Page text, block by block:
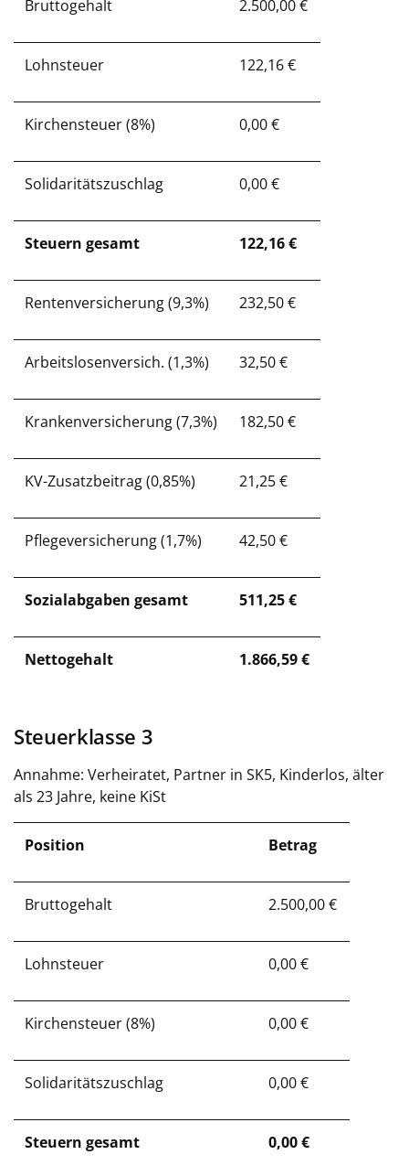
Bruttogehalt 2.500,00 €
Lohnsteuer 122,16 €
Kirchensteuer (8%) 0,00 €
Solidaritätszuschlag 0,00 €
Steuern gesamt 122,16 €
Rentenversicherung (9,3%) 232,50 €
Arbeitslosenversich. (1,3%) 32,50 €
Krankenversicherung (7,3%) 182,50 €
KV-Zusatzbeitrag (0,85%) 21,25 €
Pflegeversicherung (1,7%) 42,50 €
Sozialabgaben gesamt 511,25 €
Nettogehalt 1.866,59 €
Steuerklasse 3
Annahme: Verheiratet, Partner in SK5, Kinderlos, älter
als 23 Jahre, keine KiSt
Position Betrag
Bruttogehalt 2.500,00 €
Lohnsteuer 0,00 €
Kirchensteuer (8%) 0,00 €
Solidaritätszuschlag 0,00 €
Steuern gesamt 0,00 €